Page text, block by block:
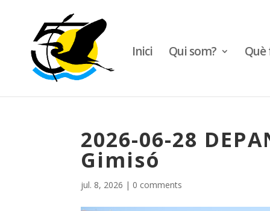
Inici Qui som? Què
2026-06-28
Gimisó
jul. 8, 2026 | 0 comments